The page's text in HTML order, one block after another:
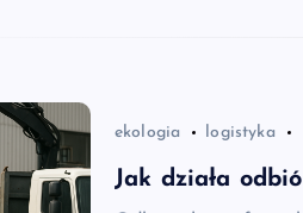
ekologia logistyka
Jak działa